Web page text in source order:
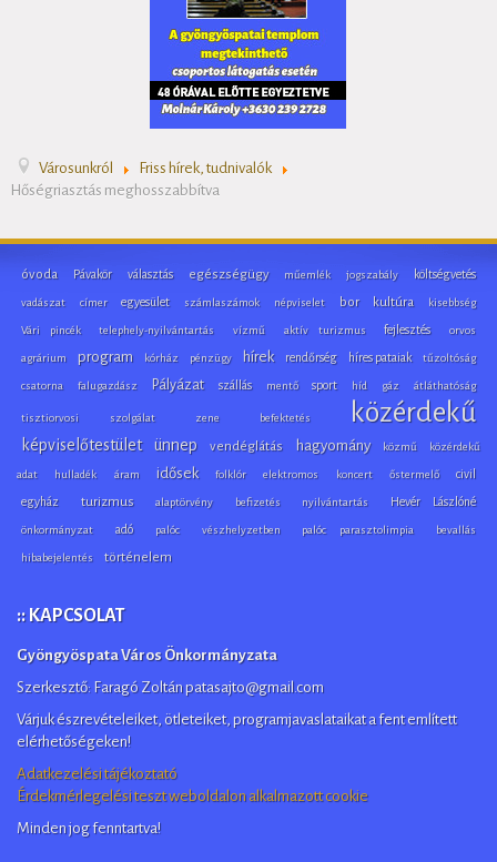
Városunkról
Friss hírek, tudnivalók
Hőségriasztás meghosszabbítva
óvoda Pávakör választás egészségügy műemlék jogszabály költségvetés
vadászat címer egyesület számlaszámok népviselet bor kultúra kisebbség
Vári pincék telephely-nyilvántartás vízmű aktív turizmus fejlesztés orvos
agrárium program kórház pénzügy hírek rendőrség híres pataiak tűzoltóság
csatorna falugazdász Pályázat szállás mentő sport híd gáz átláthatóság
tisztiorvosi szolgálat zene befektetés közérdekű
képviselőtestület ünnep vendéglátás hagyomány közmű közérdekű
adat hulladék áram idősek folklór elektromos koncert őstermelő civil
egyház turizmus alaptörvény befizetés nyilvántartás Hevér Lászlóné
önkormányzat adó palóc vészhelyzetben palóc parasztolimpia bevallás
hibabejelentés történelem
:: KAPCSOLAT
Gyöngyöspata Város Önkormányzata
Szerkesztő: Faragó Zoltán patasajto@gmail.com
Várjuk észrevételeiket, ötleteiket, programjavaslataikat a fent említett
elérhetőségeken!
Adatkezelési tájékoztató
Érdekmérlegelési teszt weboldalon alkalmazott cookie
Minden jog fenntartva!